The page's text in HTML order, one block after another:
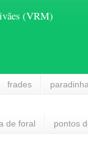
(VRM)
frades
de foral pontos